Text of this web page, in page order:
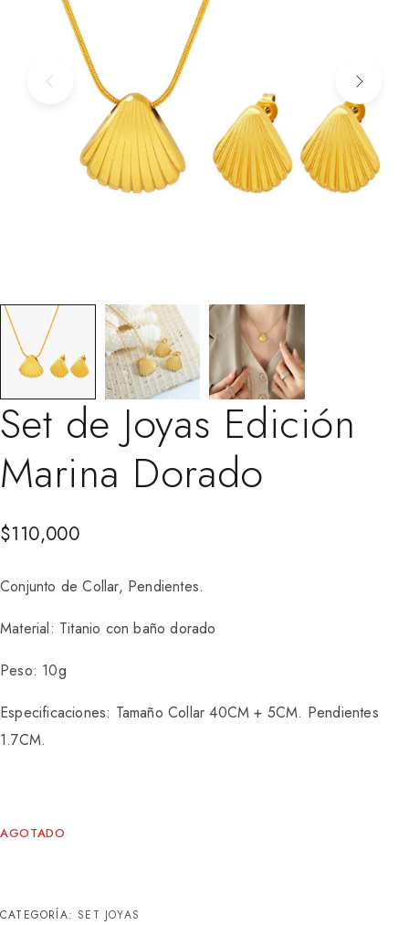
Set de Joyas Edición
Marina Dorado
$110,000
Conjunto de Collar, Pendientes.
Material: Titanio con baño dorado
Peso: 10g
Especificaciones: Tamaño Collar 40CM + 5CM. Pendientes
1.7CM.
AGOTADO
CATEGORÍA: SET JOYAS